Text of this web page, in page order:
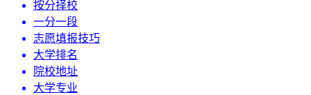
按分择校
一分一段
志愿填报技巧
大学排名
院校地址
大学专业